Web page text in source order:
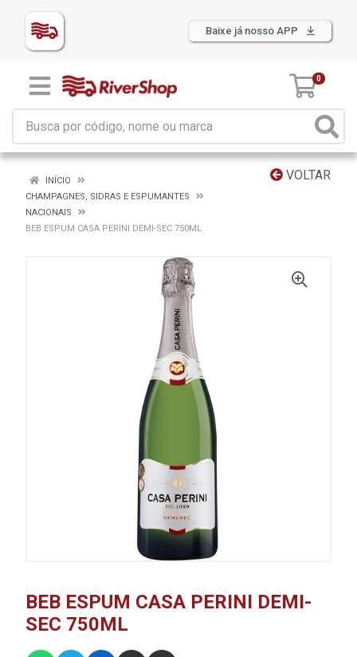
Baixe já nosso APP
0
VOLTAR
INÍCIO
CHAMPAGNES, SIDRAS E ESPUMANTES
NACIONAIS
BEB ESPUM CASA PERINI DEMI-SEC 750ML
BEB ESPUM CASA PERINI DEMI-
SEC 750ML